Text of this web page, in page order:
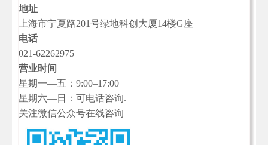
地址
上海市宁夏路201号绿地科创大厦14楼G座
电话
021-62262975
营业时间
星期一—五：9:00–17:00
星期六—日：可电话咨询.
关注微信公众号在线咨询